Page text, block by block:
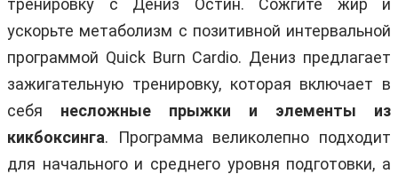
тренировку с Дениз Остин. Сожгите жир и
ускорьте метаболизм с позитивной интервальной
программой Quick Burn Cardio. Дениз предлагает
зажигательную тренировку, которая включает в
себя несложные прыжки и элементы из
кикбоксинга. Программа великолепно подходит
для начального и среднего уровня подготовки, а